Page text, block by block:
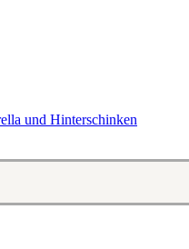
und Hinterschinken